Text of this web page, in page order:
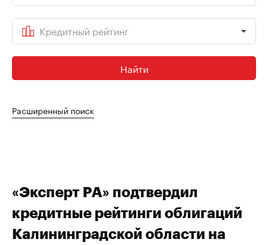
Кредитный рейтинг
Найти
Расширенный поиск
«Эксперт РА» подтвердил
кредитные рейтинги облигаций
Калининградской области на